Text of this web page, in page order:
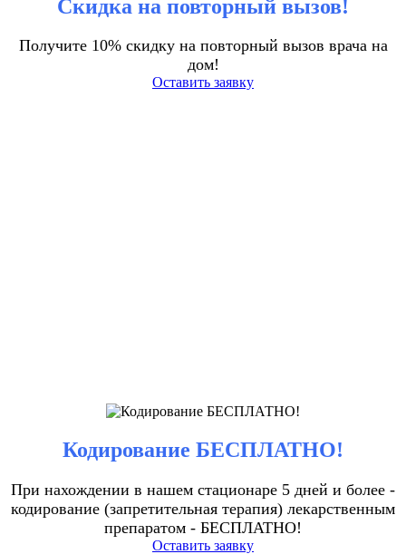
Скидка на повторный вызов!
Получите 10% скидку на повторный вызов врача на
дом!
Оставить заявку
Кодирование БЕСПЛАТНО!
При нахождении в нашем стационаре 5 дней и более -
кодирование (запретительная терапия) лекарственным
препаратом - БЕСПЛАТНО!
Оставить заявку